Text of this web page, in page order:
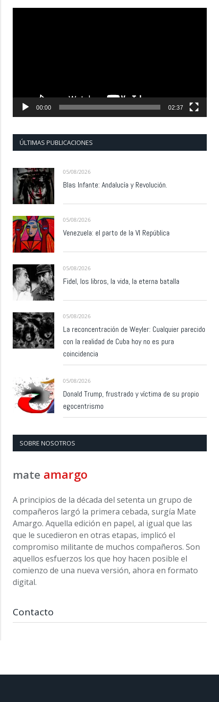
00:00 02:37
ÚLTIMAS PUBLICACIONES
05/08/2026
Blas Infante: Andalucía y Revolución.
05/08/2026
Venezuela: el parto de la VI República
05/08/2026
Fidel, los libros, la vida, la eterna batalla
05/08/2026
La reconcentración de Weyler: Cualquier parecido
con la realidad de Cuba hoy no es pura
coincidencia
05/08/2026
Donald Trump, frustrado y víctima de su propio
egocentrismo
SOBRE NOSOTROS
mate amargo
A principios de la década del setenta un grupo de
compañeros largó la primera cebada, surgía Mate
Amargo. Aquella edición en papel, al igual que las
que le sucedieron en otras etapas, implicó el
compromiso militante de muchos compañeros. Son
aquellos esfuerzos los que hoy hacen posible el
comienzo de una nueva versión, ahora en formato
digital.
Contacto